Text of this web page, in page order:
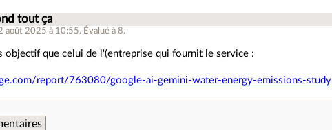
tout ça
août 2025 à 10:55. Évalué à8.
objectif que celui de l'(entreprise qui fournit le service :
report/763080/google-ai-gemini-water-energy-emissions-study